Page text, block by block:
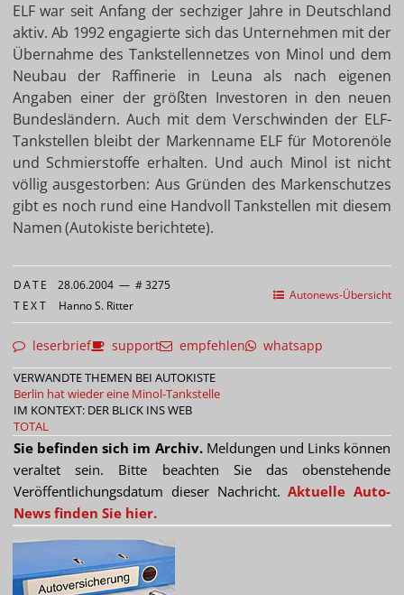
ELF war seit Anfang der sechziger Jahre in Deutschland
aktiv. Ab 1992 engagierte sich das Unternehmen mit der
Übernahme des Tankstellennetzes von Minol und dem
Neubau der Raffinerie in Leuna als nach eigenen
Angaben einer der größten Investoren in den neuen
Bundesländern. Auch mit dem Verschwinden der ELF-
Tankstellen bleibt der Markenname ELF für Motorenöle
und Schmierstoffe erhalten. Und auch Minol ist nicht
völlig ausgestorben: Aus Gründen des Markenschutzes
gibt es noch rund eine Handvoll Tankstellen mit diesem
Namen (Autokiste berichtete).
Autonews-Übersicht
DATE 28.06.2004 — # 3275
TEXT Hanno S. Ritter
leserbrief support empfehlen whatsapp
VERWANDTE THEMEN BEI AUTOKISTE
Berlin hat wieder eine Minol-Tankstelle
IM KONTEXT: DER BLICK INS WEB
TOTAL
Sie befinden sich im Archiv.Meldungen und Links können
veraltet sein. Bitte beachten Sie das obenstehende
Veröffentlichungsdatum dieser Nachricht.Aktuelle Auto-
News finden Sie hier.